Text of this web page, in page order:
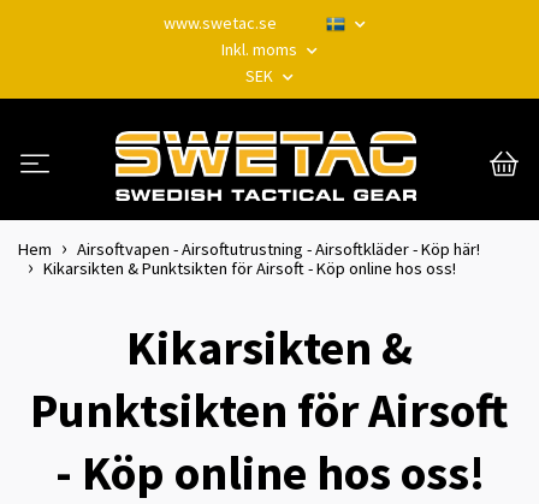
www.swetac.se
Inkl. moms
SEK
Hem
Airsoftvapen - Airsoftutrustning - Airsoftkläder - Köp här!
Kikarsikten & Punktsikten för Airsoft - Köp online hos oss!
Kikarsikten &
Punktsikten för Airsoft
- Köp online hos oss!